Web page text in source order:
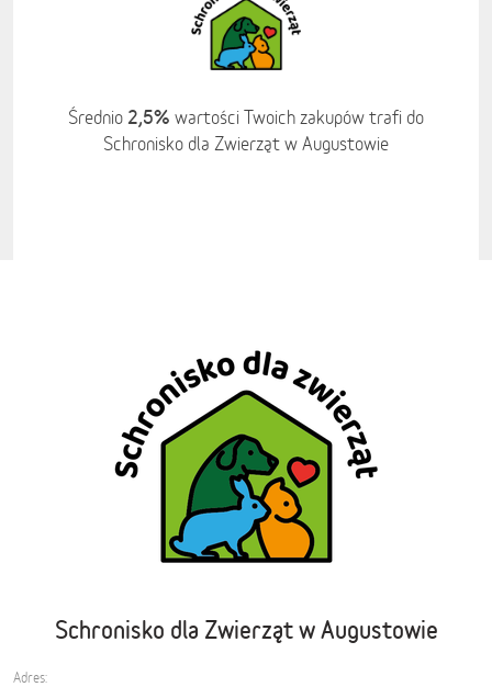
Średnio 2,5% wartości Twoich zakupów trafi do
Schronisko dla Zwierząt w Augustowie
Schronisko dla Zwierząt w Augustowie
Adres: